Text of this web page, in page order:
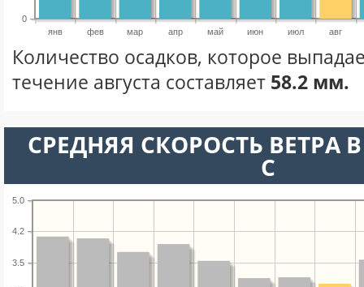
янв фев мар апр май июн июл авг
0
Количество осадков, которое
течение августа составляет 58.2 мм.
СРЕДНЯЯ СКОРОСТЬ ВЕТРА
С
3.5
4.2
5.0